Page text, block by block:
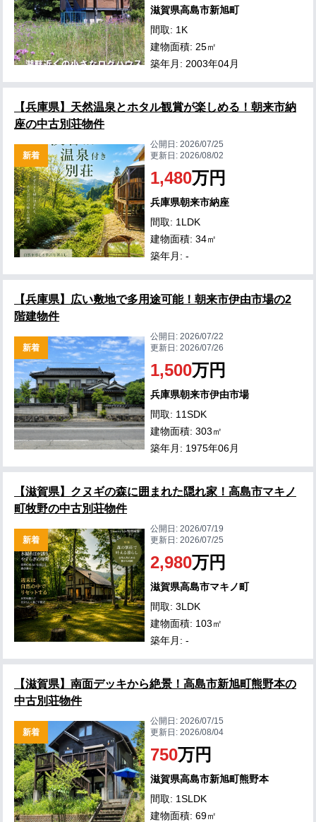
滋賀県高島市新旭町
間取: 1K
建物面積: 25㎡
築年月: 2003年04月
【兵庫県】天然温泉とホタル観賞が楽しめる！朝来市納
座の中古別荘物件
新着
公開日:2026/07/25
更新日:2026/08/02
1,480万円
兵庫県朝来市納座
間取: 1LDK
建物面積: 34㎡
築年月: -
【兵庫県】広い敷地で多用途可能！朝来市伊由市場の2
階建物件
新着
公開日:2026/07/22
更新日:2026/07/26
1,500万円
兵庫県朝来市伊由市場
間取: 11SDK
建物面積: 303㎡
築年月: 1975年06月
【滋賀県】クヌギの森に囲まれた隠れ家！高島市マキノ
町牧野の中古別荘物件
新着
公開日:2026/07/19
更新日:2026/07/25
2,980万円
滋賀県高島市マキノ町
間取: 3LDK
建物面積: 103㎡
築年月: -
【滋賀県】南面デッキから絶景！高島市新旭町熊野本の
中古別荘物件
新着
公開日:2026/07/15
更新日:2026/08/04
750万円
滋賀県高島市新旭町熊野本
間取: 1SLDK
建物面積: 69㎡